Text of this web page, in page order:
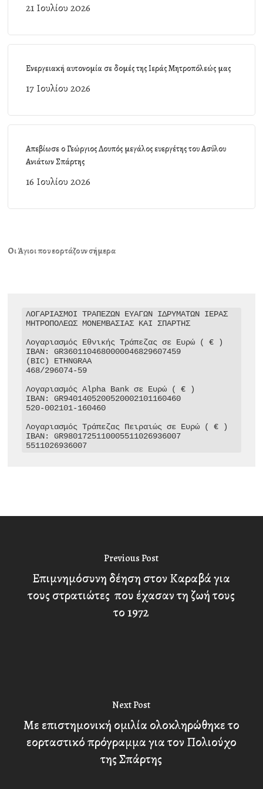
21 Ιουλίου 2026
Ενεργειακή αυτονομία σε δομές της Ιεράς Μητροπόλεώς μας
17 Ιουλίου 2026
Απεβίωσε ο Γεώργιος Λουπός μεγάλος ευεργέτης του Ασύλου
Ανιάτων Σπάρτης
16 Ιουλίου 2026
Οι Άγιοι που εορτάζουν σήμερα
ΛΟΓΑΡΙΑΣΜΟΙ ΤΡΑΠΕΖΩΝ ΕΥΑΓΩΝ ΙΔΡΥΜΑΤΩΝ ΙΕΡΑΣ
ΜΗΤΡΟΠΟΛΕΩΣ ΜΟΝΕΜΒΑΣΙΑΣ ΚΑΙ ΣΠΑΡΤΗΣ
Λογαριασμός Εθνικής Τράπεζας σε Ευρώ ( € )
IBAN: GR3601104680000046829607459
(BIC) ETHNGRAA
468/296074-59
Λογαριασμός Alpha Bank σε Ευρώ ( € )
IBAN: GR9401405200520002101160460
520-002101-160460
Λογαριασμός Τράπεζας Πειραιώς σε Ευρώ ( € )
IBAN: GR9801725110005511026936007
5511026936007
Previous Post
Επιμνημόσυνη δέηση στον Καραβά για
τους στρατιώτες που έχασαν τη ζωή τους
το 1972
Next Post
Με επιστημονική ομιλία ολοκληρώθηκε το
εορταστικό πρόγραμμα για τον Πολιούχο
της Σπάρτης